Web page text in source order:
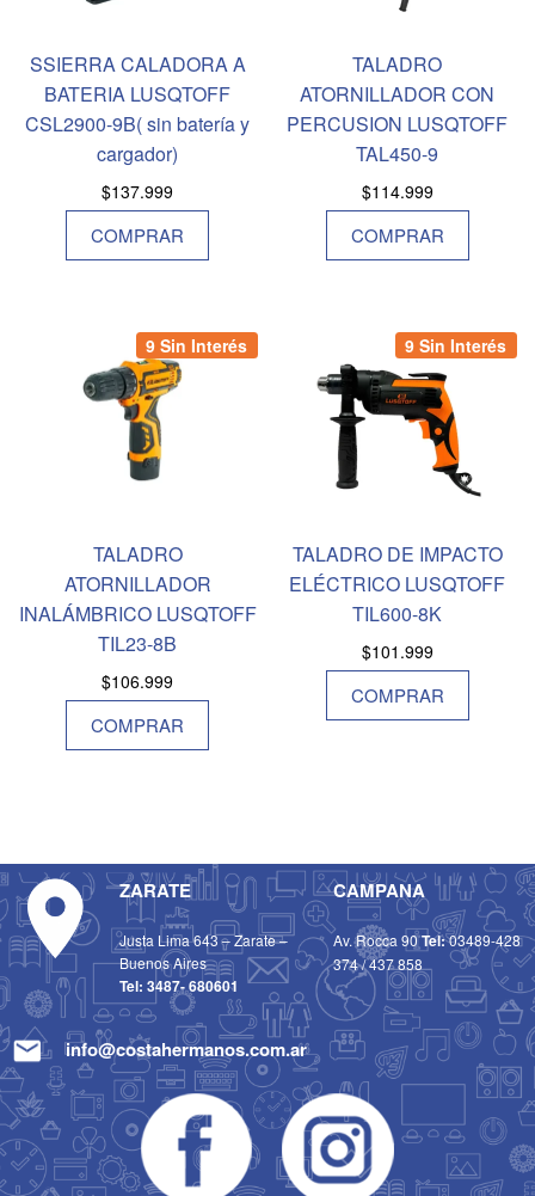
SSIERRA CALADORA A
BATERIA LUSQTOFF
CSL2900-9B( sin batería y
cargador)
$137.999
COMPRAR
TALADRO
ATORNILLADOR CON
PERCUSION LUSQTOFF
TAL450-9
$114.999
COMPRAR
9 Sin Interés
TALADRO
ATORNILLADOR
INALÁMBRICO LUSQTOFF
TIL23-8B
$106.999
COMPRAR
9 Sin Interés
TALADRO DE IMPACTO
ELÉCTRICO LUSQTOFF
TIL600-8K
$101.999
COMPRAR
ZARATE
Justa Lima 643 – Zarate –
Buenos Aires
Tel: 3487- 680601
CAMPANA
Av. Rocca 90Tel:03489-428
374/437 858
info@costahermanos.com.ar